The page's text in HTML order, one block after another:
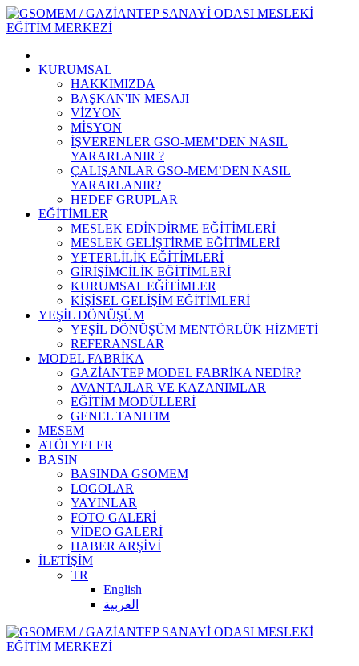
KURUMSAL
HAKKIMIZDA
BAŞKAN'IN MESAJI
VİZYON
MİSYON
İŞVERENLER GSO-MEM’DEN NASIL
YARARLANIR ?
ÇALIŞANLAR GSO-MEM’DEN NASIL
YARARLANIR?
HEDEF GRUPLAR
EĞİTİMLER
MESLEK EDİNDİRME EĞİTİMLERİ
MESLEK GELİŞTİRME EĞİTİMLERİ
YETERLİLİK EĞİTİMLERİ
GİRİŞİMCİLİK EĞİTİMLERİ
KURUMSAL EĞİTİMLER
KİŞİSEL GELİŞİM EĞİTİMLERİ
YEŞİL DÖNÜŞÜM
YEŞİL DÖNÜŞÜM MENTÖRLÜK HİZMETİ
REFERANSLAR
MODEL FABRİKA
GAZİANTEP MODEL FABRİKA NEDİR?
AVANTAJLAR VE KAZANIMLAR
EĞİTİM MODÜLLERİ
GENEL TANITIM
MESEM
ATÖLYELER
BASIN
BASINDA GSOMEM
LOGOLAR
YAYINLAR
FOTO GALERİ
VİDEO GALERİ
HABER ARŞİVİ
İLETİŞİM
TR
English
العربية